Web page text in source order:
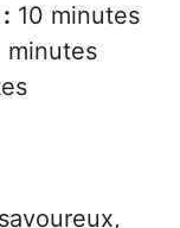
10 minutes
minutes